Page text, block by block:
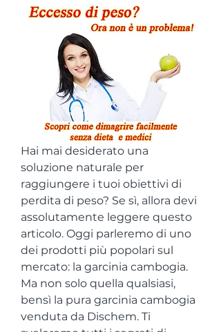
Hai mai desiderato una
soluzione naturale per
raggiungere i tuoi obiettivi di
perdita di peso? Se sì, allora devi
assolutamente leggere questo
articolo. Oggi parleremo di uno
dei prodotti più popolari sul
mercato: la garcinia cambogia.
Ma non solo quella qualsiasi,
bensì la pura garcinia cambogia
venduta da Dischem. Ti